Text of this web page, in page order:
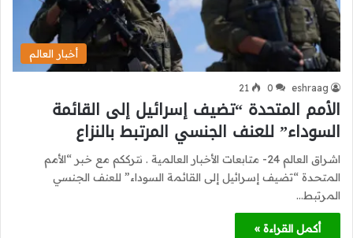
أخبار العالم
eshraag
0
21
الأمم المتحدة “تضيف إسرائيل إلى القائمة
السوداء” للعنف الجنسي المرتبط بالنزاع
اشراق العالم 24- متابعات الأخبار العالمية . نترككم مع خبر “الأمم
المتحدة “تضيف إسرائيل إلى القائمة السوداء” للعنف الجنسي
المرتبط…
أكمل القراءة »